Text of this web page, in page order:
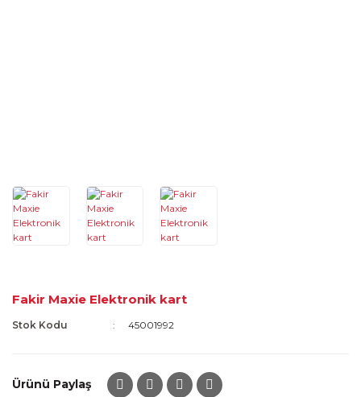
Fakir Maxie Elektronik kart
Stok Kodu 45001992
Ürünü Paylaş